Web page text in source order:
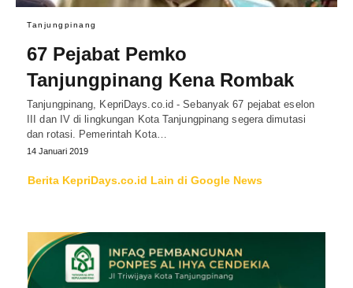
Tanjungpinang
67 Pejabat Pemko
Tanjungpinang Kena Rombak
Tanjungpinang, KepriDays.co.id - Sebanyak 67 pejabat eselon
III dan IV di lingkungan Kota Tanjungpinang segera dimutasi
dan rotasi. Pemerintah Kota…
14 Januari 2019
Berita KepriDays.co.id Lain di Google News